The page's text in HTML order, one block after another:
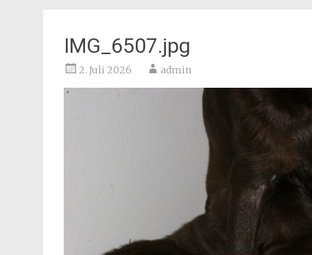
IMG_6507.jpg
2. Juli 2026 admin